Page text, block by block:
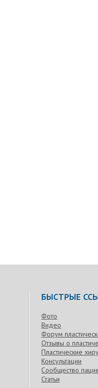
БЫСТРЫЕ
Фото
Видео
Форум
Отзывы о
Пластические
Консультации
Сообщество
Статьи